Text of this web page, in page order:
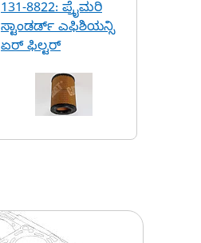
131-8822: ಪ್ರೈಮರಿ
ಸ್ಟಾಂಡರ್ಡ್ ಎಫಿಶಿಯನ್ಸಿ
ಏರ್ ಫಿಲ್ಟರ್